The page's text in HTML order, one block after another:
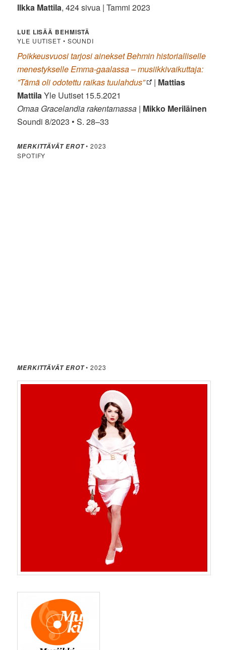
Ilkka Mattila, 424 sivua | Tammi 2023
LUE LISÄÄ BEHMISTÄ
YLE UUTISET • SOUNDI
Poikkeusvuosi tarjosi ainekset Behmin historialliselle
menestykselle Emma-gaalassa – musiikkivaikuttaja:
”Tämä oli odotettu raikas tuulahdus”
| Mattias
MattilaYle Uutiset 15.5.2021
Omaa Gracelandia rakentamassa | Mikko Meriläinen
Soundi 8/2023 • S. 28–33
MERKITTÄVÄT EROT• 2023
SPOTIFY
MERKITTÄVÄT EROT• 2023